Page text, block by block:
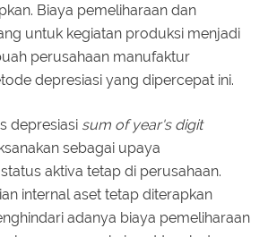
Biaya pemeliharaan dan
untuk kegiatan produksi menjadi
perusahaan manufaktur
depresiasi yang dipercepat ini.
depresiasi sum of year's digit
sebagai upaya
aktiva tetap di perusahaan.
internal aset tetap diterapkan
adanya biaya pemeliharaan